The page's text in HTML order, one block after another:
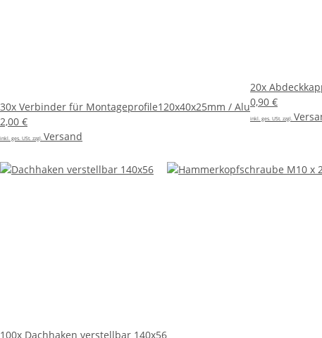
30x Verbinder für Montageprofile120x40x25mm / Alu
2,00 €
inkl. ges. USt. zzgl. Versand
20x
0,90 €
inkl. ges. USt. zzgl.
100x Dachhaken verstellbar 140x56